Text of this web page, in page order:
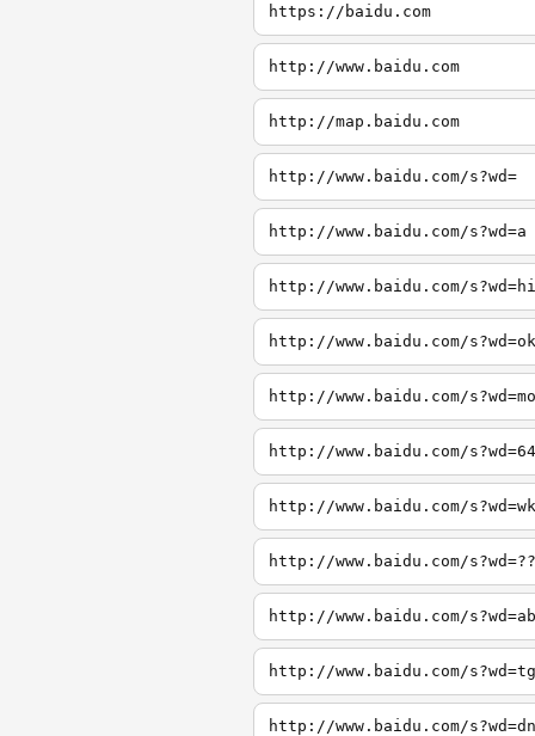
https://baidu.com
http://www.baidu.com
http://map.baidu.com
http://www.baidu.com/s?wd=
http://www.baidu.com/s?wd=a
http://www.baidu.com/s?wd=hi
http://www.baidu.com/s?wd=ok
http://www.baidu.com/s?wd=mo
http://www.baidu.com/s?wd=64
http://www.baidu.com/s?wd=wk
http://www.baidu.com/s?wd=??
http://www.baidu.com/s?wd=ab
http://www.baidu.com/s?wd=tg
http://www.baidu.com/s?wd=dn